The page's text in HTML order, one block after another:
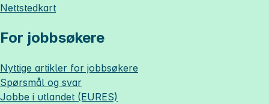
Nettstedkart
For jobbsøkere
Nyttige artikler for jobbsøkere
Spørsmål og svar
Jobbe i utlandet (EURES)